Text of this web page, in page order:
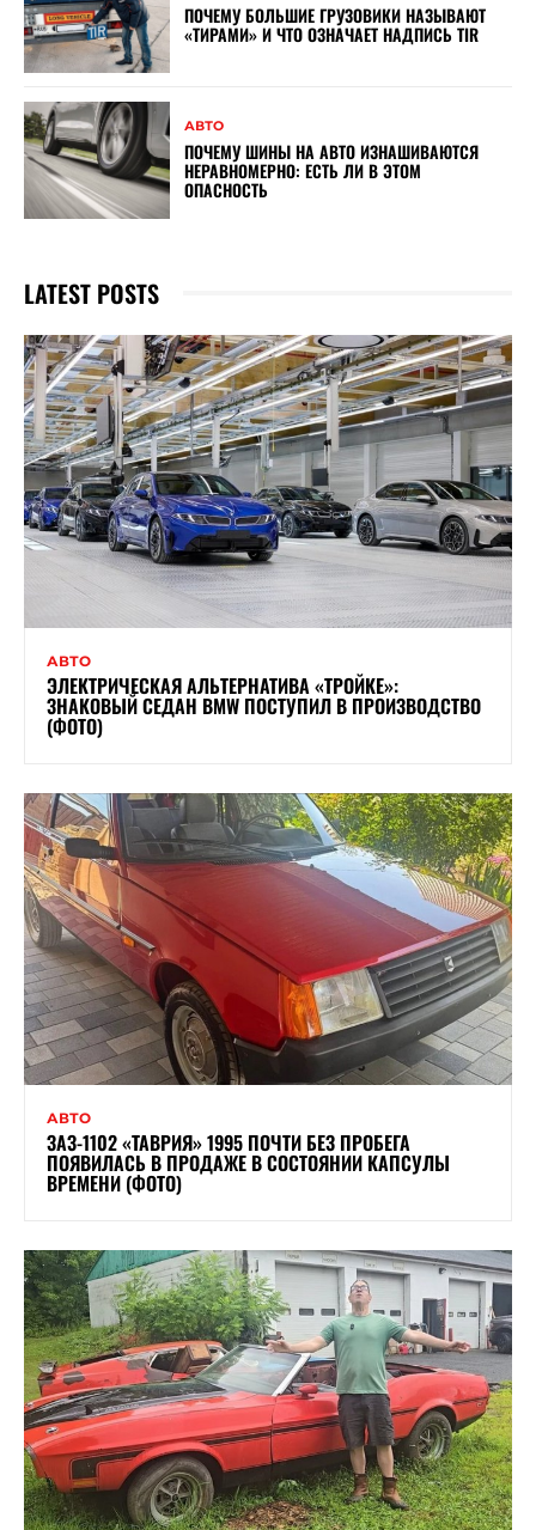
ПОЧЕМУ БОЛЬШИЕ ГРУЗОВИКИ НАЗЫВАЮТ
«ТИРАМИ» И ЧТО ОЗНАЧАЕТ НАДПИСЬ TIR
АВТО
ПОЧЕМУ ШИНЫ НА АВТО ИЗНАШИВАЮТСЯ
НЕРАВНОМЕРНО: ЕСТЬ ЛИ В ЭТОМ
ОПАСНОСТЬ
LATEST POSTS
АВТО
ЭЛЕКТРИЧЕСКАЯ АЛЬТЕРНАТИВА «ТРОЙКЕ»:
ЗНАКОВЫЙ СЕДАН BMW ПОСТУПИЛ В ПРОИЗВОДСТВО
(ФОТО)
АВТО
ЗАЗ-1102 «ТАВРИЯ» 1995 ПОЧТИ БЕЗ ПРОБЕГА
ПОЯВИЛАСЬ В ПРОДАЖЕ В СОСТОЯНИИ КАПСУЛЫ
ВРЕМЕНИ (ФОТО)